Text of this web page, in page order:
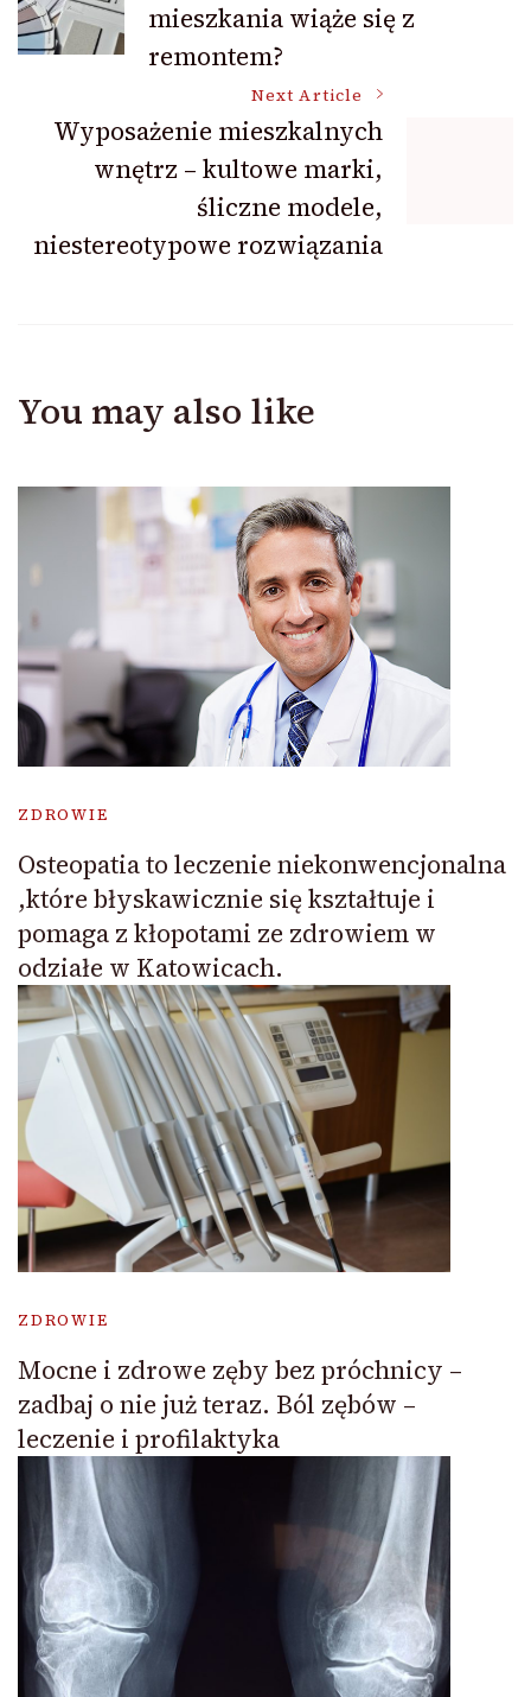
Navigationmieszkania wiąże się z
remontem?
Next Article
Wyposażenie mieszkalnych
wnętrz – kultowe marki,
śliczne modele,
niestereotypowe rozwiązania
You may also like
ZDROWIE
Osteopatia to leczenie niekonwencjonalna
,które błyskawicznie się kształtuje i
pomaga z kłopotami ze zdrowiem w
odziałe w Katowicach.
ZDROWIE
Mocne i zdrowe zęby bez próchnicy –
zadbaj o nie już teraz. Ból zębów –
leczenie i profilaktyka